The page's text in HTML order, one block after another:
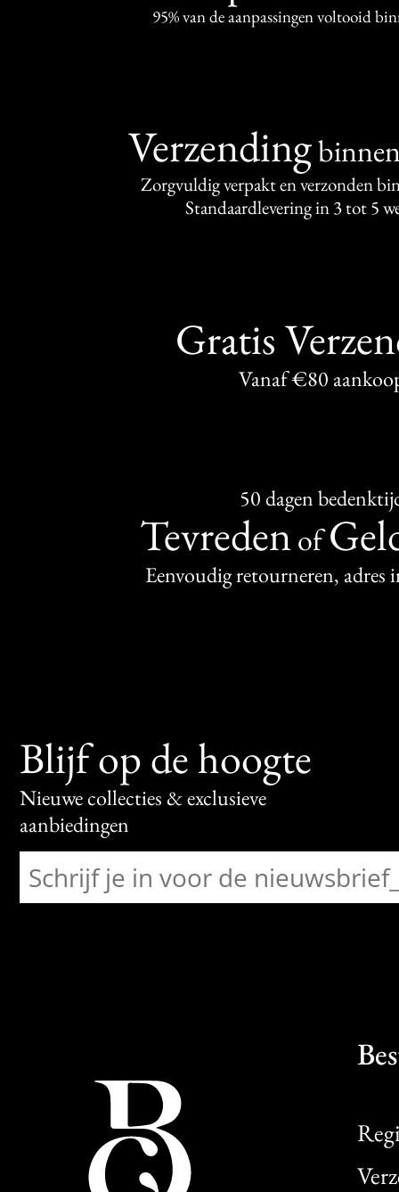
95% van de aanpassingen voltooid
Verzending
Zorgvuldig verpakt en verzonden
Standaardlevering in 3 tot 5
Gratis
Vanaf €80
50 dagen
Tevredenof
Eenvoudig retourneren, adres
Blijf op de hoogte
Nieuwe collecties & exclusieve
aanbiedingen